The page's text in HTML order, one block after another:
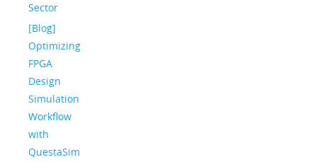
Sector
[Blog]
Optimizing
FPGA
Design
Simulation
Workflow
with
QuestaSim